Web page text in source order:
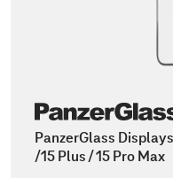
PanzerGlass
/15 Plus / 15 Pro Max